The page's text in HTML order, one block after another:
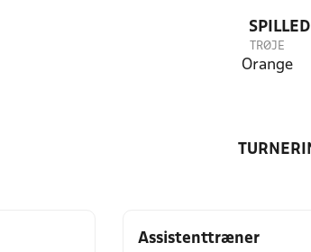
TRØJE
Orange
Assistenttræner